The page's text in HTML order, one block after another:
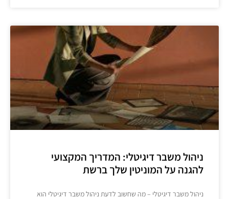
ניהול משבר דיגיטלי: המדריך המקצועי
להגנה על המוניטין שלך ברשת
ניהול משבר דיגיטלי – מה שחשוב לדעת ניהול משבר דיגיטלי הוא